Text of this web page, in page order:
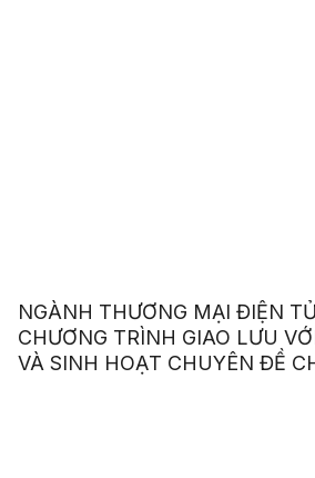
NGÀNH THƯƠNG MẠI ĐIỆN
CHƯƠNG TRÌNH GIAO LƯU
VÀ SINH HOẠT CHUYÊN ĐỀ